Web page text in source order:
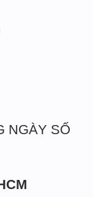
NGÀY SỐ